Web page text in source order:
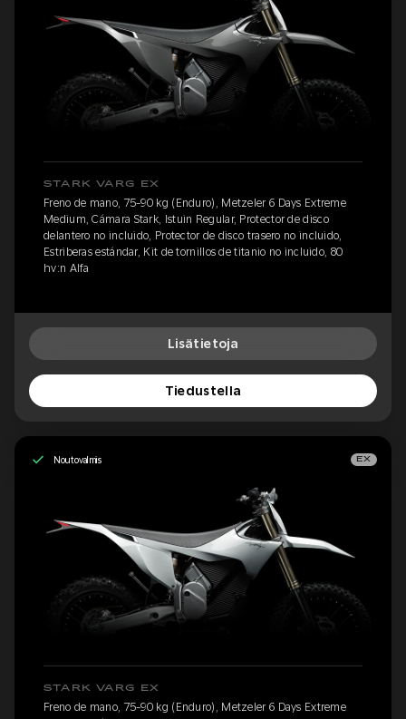
STARK VARG EX
Freno de mano, 75-90 kg (Enduro), Metzeler 6 Days Extreme
Medium, Cámara Stark, Istuin Regular, Protector de disco
delantero no incluido, Protector de disco trasero no incluido,
Estriberas estándar, Kit de tornillos de titanio no incluido, 80
hv:n Alfa
Lisätietoja
Tiedustella
Noutovalmis EX
STARK VARG EX
Freno de mano, 75-90 kg (Enduro), Metzeler 6 Days Extreme